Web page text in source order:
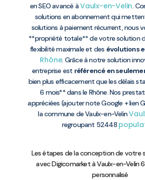
en SEO avancé àVaulx-en-Velin.
solutions en abonnement qui
solutions à paiement récurrent, nous
**propriété totale** de votre solution
flexibilité maximale et des évolutions
Rhône. Grâce à notre solution
entreprise est référencé en
bien plus efficacement que les délais
6 mois** dans le Rhône. Nos
appréciées (ajouter note Google + lien
la commune de Vaulx-en-Velin
regroupant 52448
Les étapes de la conception de votre
avec Digicomarket à Vaulx-en-Velin
personnalisé